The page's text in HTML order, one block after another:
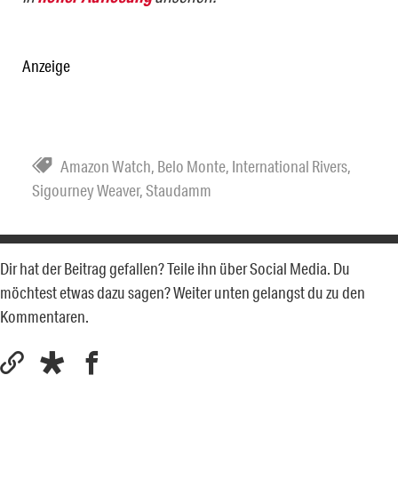
Anzeige
Amazon Watch, Belo Monte, International Rivers,
Sigourney Weaver,Staudamm
Dir hat der Beitrag gefallen? Teile ihn über Social Media. Du
möchtest etwas dazu sagen? Weiter unten gelangst du zu den
Kommentaren.